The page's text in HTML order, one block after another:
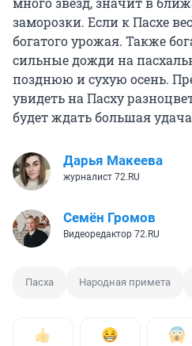
заморозки. Если к Пасхе
богатого урожая. Также
сильные дожди на
позднюю и сухую осень.
увидеть на Пасху
будет ждать большая
Дарья Макеева
журналист 72.RU
Семён Громов
Видеоредактор 72.RU
Пасха Народная примета